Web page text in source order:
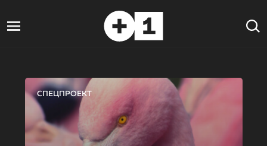
СПЕЦПРОЕКТ